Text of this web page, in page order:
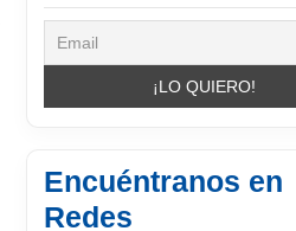
Encuéntranos en
Redes